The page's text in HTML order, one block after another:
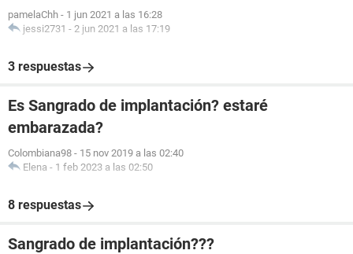
pamelaChh - 1 jun 2021 a las 16:28
jessi2731 - 2 jun 2021 a las 17:19
3 respuestas
Es Sangrado de implantación? estaré
embarazada?
Colombiana98 - 15 nov 2019 a las 02:40
Elena - 1 feb 2023 a las 02:50
8 respuestas
Sangrado de implantación???